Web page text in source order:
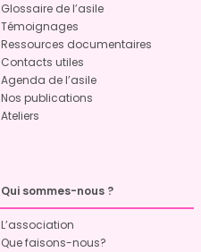
Glossaire de l’asile
Témoignages
Ressources documentaires
Contacts utiles
Agenda de l’asile
Nos publications
Ateliers
Qui sommes-nous ?
L’association
Que faisons-nous?